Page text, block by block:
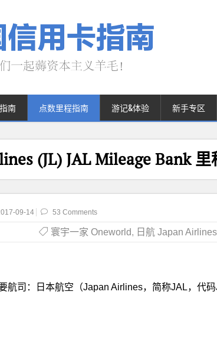
南 点数里程指南 游记&体验 新手专区
(JL) JAL Mileage Bank
09-14 53 Comments
寰宇一家 Oneworld, 日航 Japan
航司：日本航空（Japan Airlines，简称JAL，代